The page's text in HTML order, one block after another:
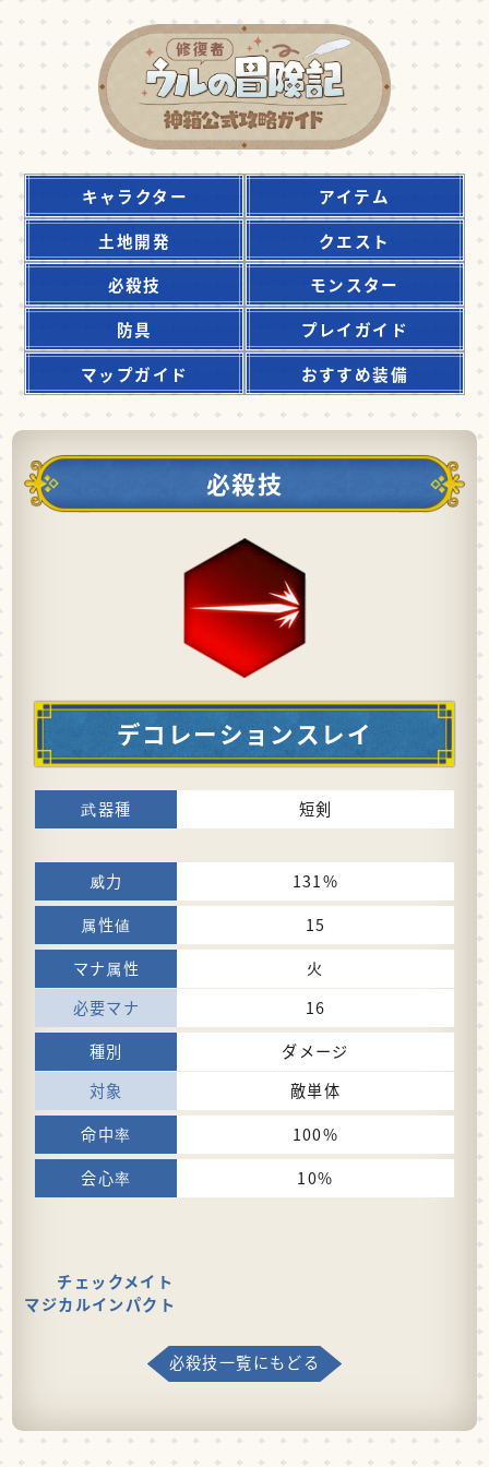
キャラクター
アイテム
土地開発
クエスト
必殺技
モンスター
防具
プレイガイド
マップガイド
おすすめ装備
必殺技
デコレーションスレイ
短剣
131%
15
火
16
ダメージ
敵単体
100%
10%
チェックメイト
マジカルインパクト
必殺技一覧にもどる